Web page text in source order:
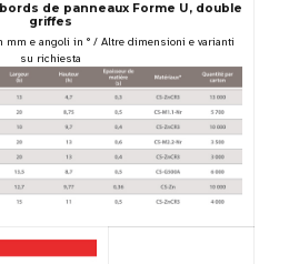
de panneaux Forme U, double
griffes
mm e angoli in ° / Altre dimensioni e varianti
su richiesta